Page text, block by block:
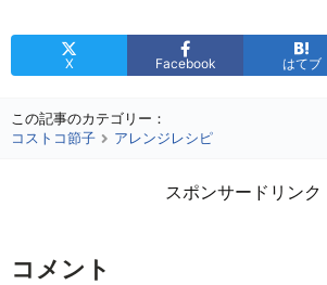
X Facebook はてブ
この記事のカテゴリー：
コストコ節子
アレンジレシピ
スポンサードリンク
コメント